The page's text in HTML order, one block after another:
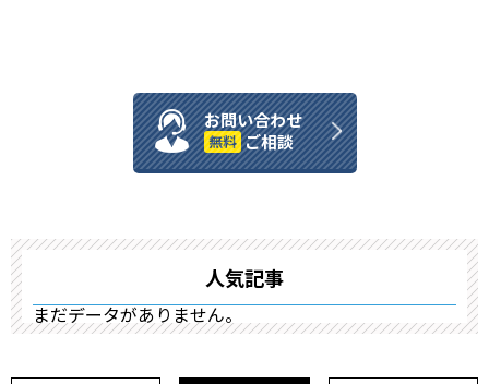
お問い合わせ
無料 ご相談
人気記事
まだデータがありません。